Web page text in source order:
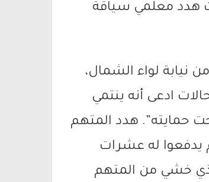
هدد معلمي سياقة
نيابة لواء الشمال،
ادعى أنه ينتمي
حمايته”. هدد المتهم
يدفعوا له عشرات
خشي من المتهم